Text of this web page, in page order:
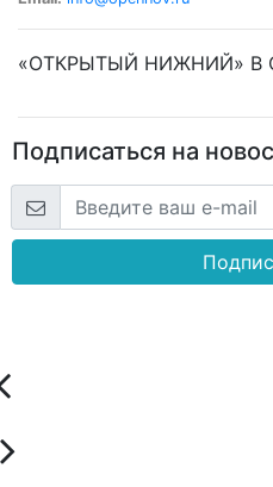
«ОТКРЫТЫЙ НИЖНИЙ» В
Подписаться на